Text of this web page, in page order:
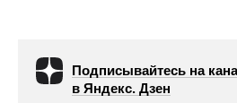
Подписывайтесь на
в Яндекс. Дзен